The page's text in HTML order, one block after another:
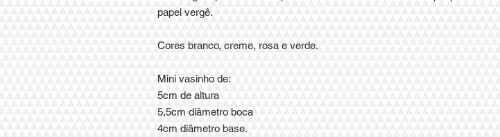
papel vergê.
Cores branco, creme, rosa e verde.
Mini vasinho de:
5cm de altura
5,5cm diâmetro boca
4cm diâmetro base.